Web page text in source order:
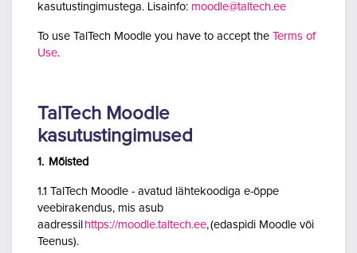
kasutustingimustega. Lisainfo: moodle@taltech.ee
To use TalTech Moodle you have to accept the Terms of
Use.
TalTech Moodle
kasutustingimused
1. Mõisted
1.1 TalTech Moodle - avatud lähtekoodiga e-õppe
veebirakendus, mis asub
aadressil https://moodle.taltech.ee, (edaspidi Moodle või
Teenus).